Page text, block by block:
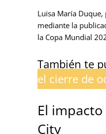
Luisa María
mediante la
la Copa Mundial
También te
el cierre de
El
City